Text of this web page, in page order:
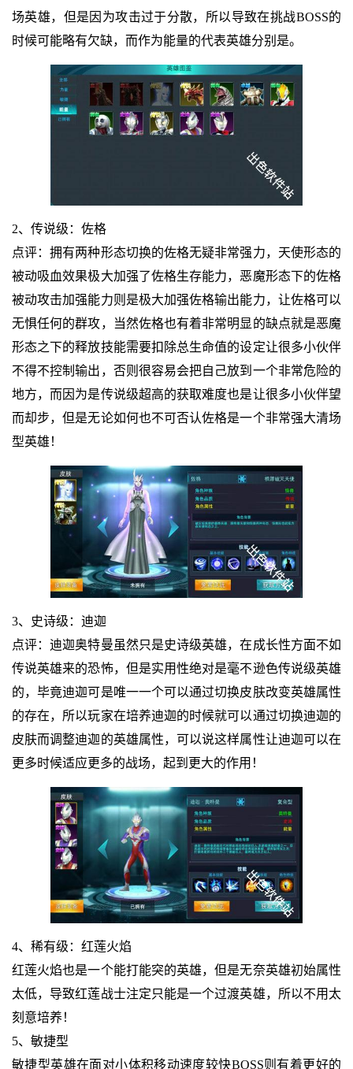
场英雄，但是因为攻击过于分散，所以导致在挑战BOSS的
时候可能略有欠缺，而作为能量的代表英雄分别是。
2、传说级：佐格
点评：拥有两种形态切换的佐格无疑非常强力，天使形态的
被动吸血效果极大加强了佐格生存能力，恶魔形态下的佐格
被动攻击加强能力则是极大加强佐格输出能力，让佐格可以
无惧任何的群攻，当然佐格也有着非常明显的缺点就是恶魔
形态之下的释放技能需要扣除总生命值的设定让很多小伙伴
不得不控制输出，否则很容易会把自己放到一个非常危险的
地方，而因为是传说级超高的获取难度也是让很多小伙伴望
而却步，但是无论如何也不可否认佐格是一个非常强大清场
型英雄！
3、史诗级：迪迦
点评：迪迦奥特曼虽然只是史诗级英雄，在成长性方面不如
传说英雄来的恐怖，但是实用性绝对是毫不逊色传说级英雄
的，毕竟迪迦可是唯一一个可以通过切换皮肤改变英雄属性
的存在，所以玩家在培养迪迦的时候就可以通过切换迪迦的
皮肤而调整迪迦的英雄属性，可以说这样属性让迪迦可以在
更多时候适应更多的战场，起到更大的作用！
4、稀有级：红莲火焰
红莲火焰也是一个能打能突的英雄，但是无奈英雄初始属性
太低，导致红莲战士注定只能是一个过渡英雄，所以不用太
刻意培养！
5、敏捷型
敏捷型英雄在面对小体积移动速度较快BOSS则有着更好的